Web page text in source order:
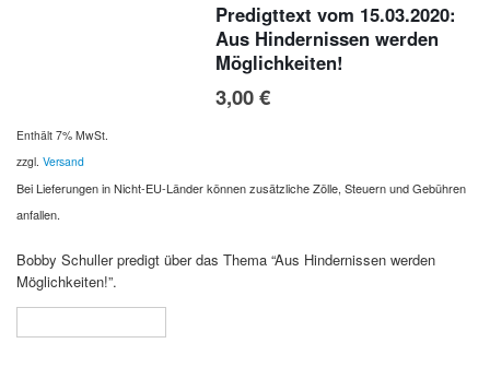
Predigttext vom 15.03.2020:
Aus Hindernissen werden
Möglichkeiten!
3,00€
Enthält 7% MwSt.
zzgl. Versand
Bei Lieferungen in Nicht-EU-Länder können zusätzliche Zölle, Steuern und Gebühren
anfallen.
Bobby Schuller predigt über das Thema “Aus Hindernissen werden
Möglichkeiten!”.